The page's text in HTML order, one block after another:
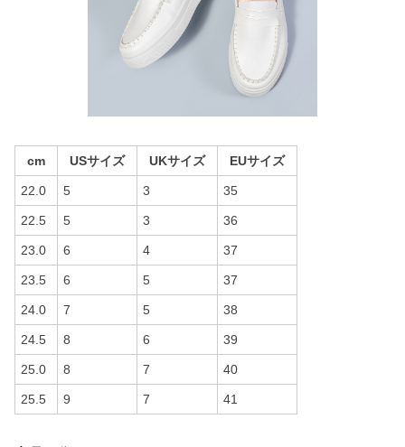
cm USサイズ UKサイズ EUサイズ
22.0 5 3 35
22.5 5 3 36
23.0 6 4 37
23.5 6 5 37
24.0 7 5 38
24.5 8 6 39
25.0 8 7 40
25.5 9 7 41